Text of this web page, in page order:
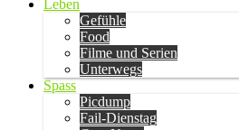
Leben
Gefühle
Food
Filme und Serien
Unterwegs
Spass
Picdump
Fail-Dienstag